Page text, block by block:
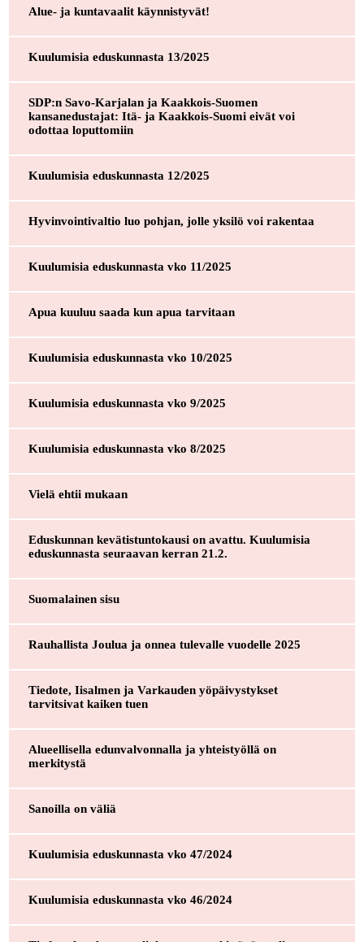
Alue- ja kuntavaalit käynnistyvät!
Kuulumisia eduskunnasta 13/2025
SDP:n Savo-Karjalan ja Kaakkois-Suomen
kansanedustajat: Itä- ja Kaakkois-Suomi eivät voi
odottaa loputtomiin
Kuulumisia eduskunnasta 12/2025
Hyvinvointivaltio luo pohjan, jolle yksilö voi rakentaa
Kuulumisia eduskunnasta vko 11/2025
Apua kuuluu saada kun apua tarvitaan
Kuulumisia eduskunnasta vko 10/2025
Kuulumisia eduskunnasta vko 9/2025
Kuulumisia eduskunnasta vko 8/2025
Vielä ehtii mukaan
Eduskunnan kevätistuntokausi on avattu. Kuulumisia
eduskunnasta seuraavan kerran 21.2.
Suomalainen sisu
Rauhallista Joulua ja onnea tulevalle vuodelle 2025
Tiedote, Iisalmen ja Varkauden yöpäivystykset
tarvitsivat kaiken tuen
Alueellisella edunvalvonnalla ja yhteistyöllä on
merkitystä
Sanoilla on väliä
Kuulumisia eduskunnasta vko 47/2024
Kuulumisia eduskunnasta vko 46/2024